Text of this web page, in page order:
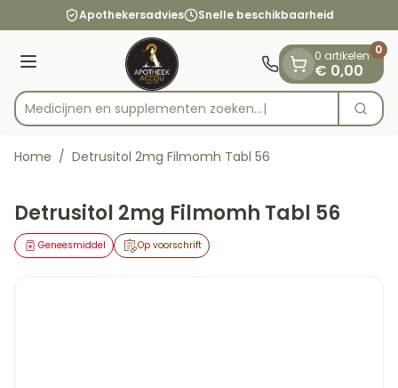
Ga naar de inhoudApothekersadvies Snelle beschikbaarheid
Menu
Product, merk, categorie...
Medicijnen en supplementen zoeken... Zoek
0 artikelen
€ 0,00
0
Home / Detrusitol 2mg Filmomh Tabl 56
Detrusitol 2mg Filmomh Tabl 56
Op voorschrift
Geneesmiddel